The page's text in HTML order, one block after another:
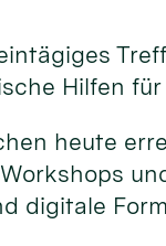
Hilfen
heute
digitale